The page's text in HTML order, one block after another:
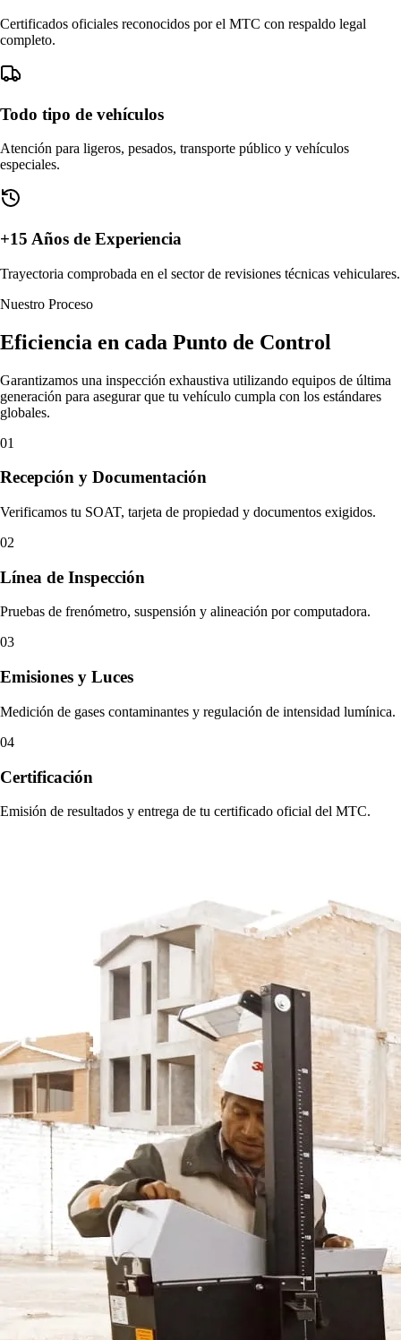
Certificados oficiales reconocidos por el MTC con respaldo legal
completo.
Todo tipo de vehículos
Atención para ligeros, pesados, transporte público y vehículos
especiales.
+15 Años de Experiencia
Trayectoria comprobada en el sector de revisiones técnicas vehiculares.
Nuestro Proceso
Eficiencia en cada Punto de Control
Garantizamos una inspección exhaustiva utilizando equipos de última
generación para asegurar que tu vehículo cumpla con los estándares
globales.
01
Recepción y Documentación
Verificamos tu SOAT, tarjeta de propiedad y documentos exigidos.
02
Línea de Inspección
Pruebas de frenómetro, suspensión y alineación por computadora.
03
Emisiones y Luces
Medición de gases contaminantes y regulación de intensidad lumínica.
04
Certificación
Emisión de resultados y entrega de tu certificado oficial del MTC.